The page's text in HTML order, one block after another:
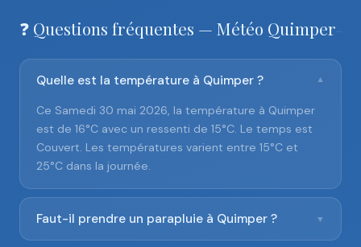
❓ Questions fréquentes — Météo Quimper
Quelle est la température à Quimper ? ▼
Ce Samedi 30 mai 2026, la température à Quimper
est de 16°C avec un ressenti de 15°C. Le temps est
Couvert. Les températures varient entre 15°C et
25°C dans la journée.
Faut-il prendre un parapluie à Quimper ? ▼